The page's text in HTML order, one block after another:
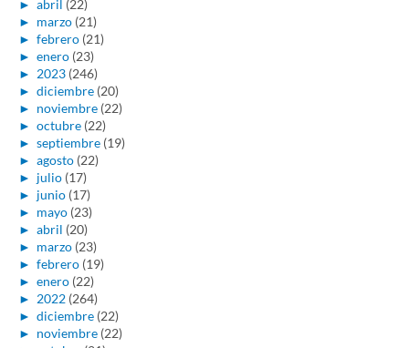
► abril (22)
► marzo (21)
► febrero (21)
► enero (23)
► 2023 (246)
► diciembre (20)
► noviembre (22)
► octubre (22)
► septiembre (19)
► agosto (22)
► julio (17)
► junio (17)
► mayo (23)
► abril (20)
► marzo (23)
► febrero (19)
► enero (22)
► 2022 (264)
► diciembre (22)
► noviembre (22)